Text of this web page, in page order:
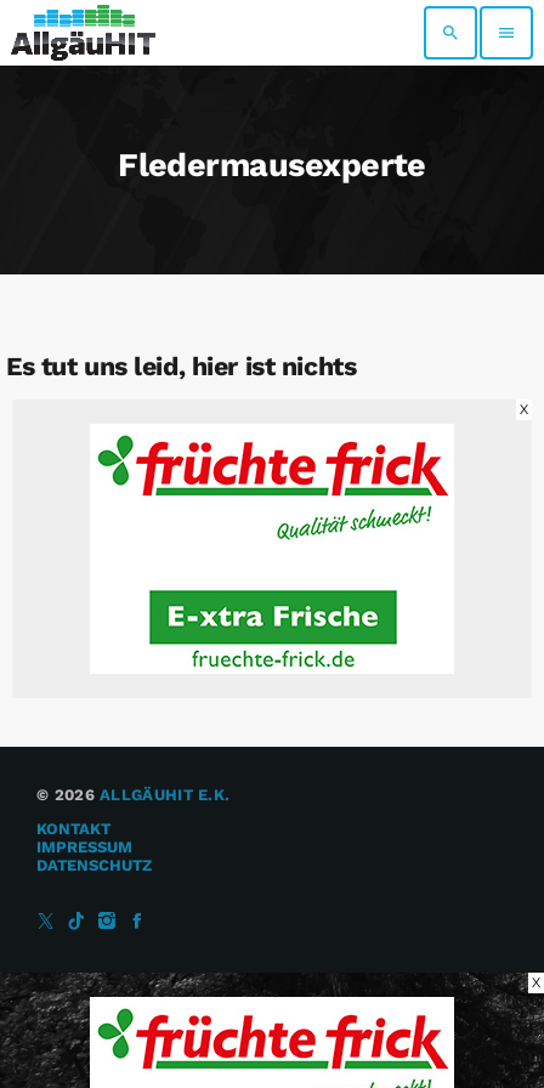
search menu
Fledermausexperte
Es tut uns leid, hier ist nichts
X
© 2026ALLGÄUHIT E.K.
KONTAKT
IMPRESSUM
DATENSCHUTZ
X